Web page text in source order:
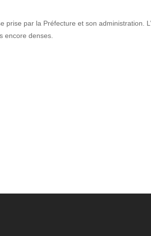
prise par la Préfecture et son administration.
encore denses.